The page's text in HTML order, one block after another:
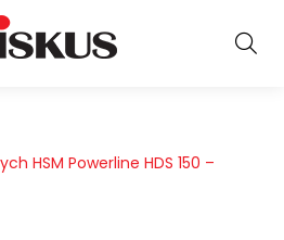
HSM Powerline HDS 150 –